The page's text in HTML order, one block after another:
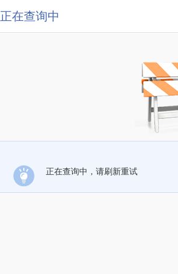
正在查询中
正在查询中，请刷新重试